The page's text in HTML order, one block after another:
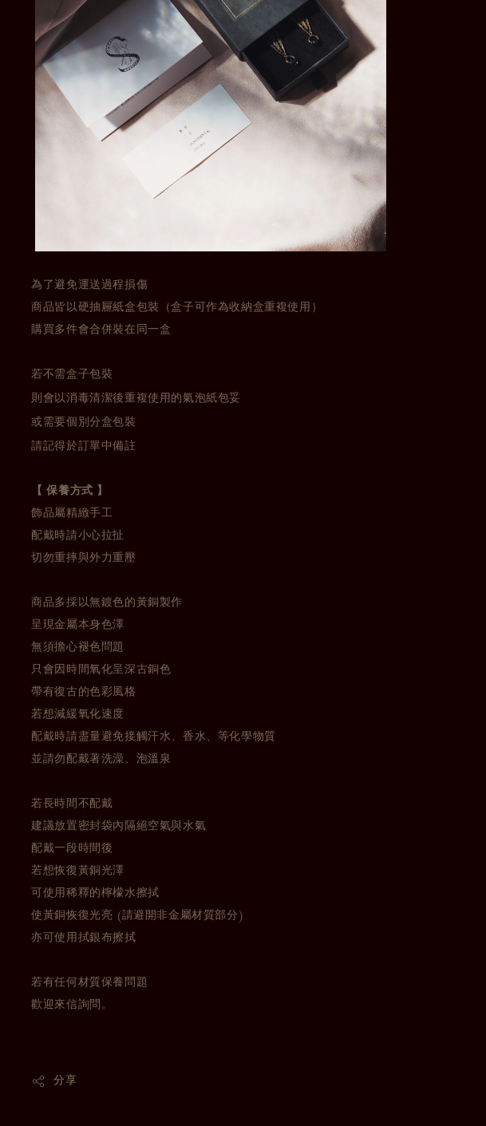
為了避免運送過程損傷
商品皆以硬抽屜紙盒包裝（盒子可作為收納盒重複使用）
購買多件會合併裝在同一盒
若不需盒子包裝
則會以消毒清潔後重複使用的氣泡紙包妥
或需要個別分盒包裝
請記得於訂單中備註
【 保養方式 】
飾品屬精緻手工
配戴時請小心拉扯
切勿重摔與外力重壓
商品多採以無鍍色的黃銅製作
呈現金屬本身色澤
無須擔心褪色問題
只會因時間氧化呈深古銅色
帶有復古的色彩風格
若想減緩氧化速度
配戴時請盡量避免接觸汗水、香水、等化學物質
並請勿配戴著洗澡、泡溫泉
若長時間不配戴
建議放置密封袋內隔絕空氣與水氣
配戴一段時間後
若想恢復黃銅光澤
可使用稀釋的檸檬水擦拭
使黃銅恢復光亮 (請避開非金屬材質部分)
亦可使用拭銀布擦拭
若有任何材質保養問題
歡迎來信詢問。
分享